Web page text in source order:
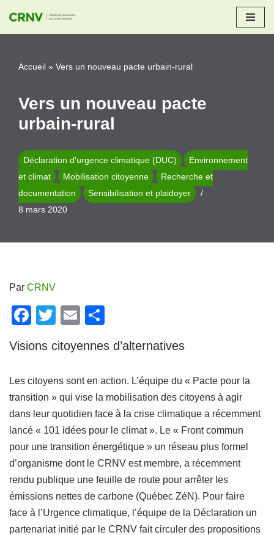
Aller
contenu
Accueil » Vers un nouveau pacte urbain-rural
Vers un nouveau pacte
urbain-rural
Déclaration d'urgence climatique (DUC)
Environnement
et climat
Mobilisation citoyenne
Recherche et
documentation
Sensibilisation et plaidoyer
8 mars 2020
Par CRNV
F
c
e
b
o
o
k
T
tt
er
E
ail ta
g
er
Visions citoyennes d’alternatives
Les citoyens sont en action. L’équipe du « Pacte pour la
transition » qui vise la mobilisation des citoyens à agir
dans leur quotidien face à la crise climatique a récemment
lancé « 101 idées pour le climat ». Le « Front commun
pour une transition énergétique » un réseau plus formel
d’organisme dont le CRNV est membre, a récemment
rendu publique une feuille de route pour arrêter les
émissions nettes de carbone (Québec ZéN). Pour faire
face à l’Urgence climatique, l’équipe de la Déclaration un
partenariat initié par le CRNV fait circuler des propositions